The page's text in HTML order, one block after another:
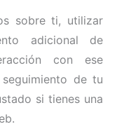
sobre ti, utilizar
adicional de
con ese
de tu
si tienes una